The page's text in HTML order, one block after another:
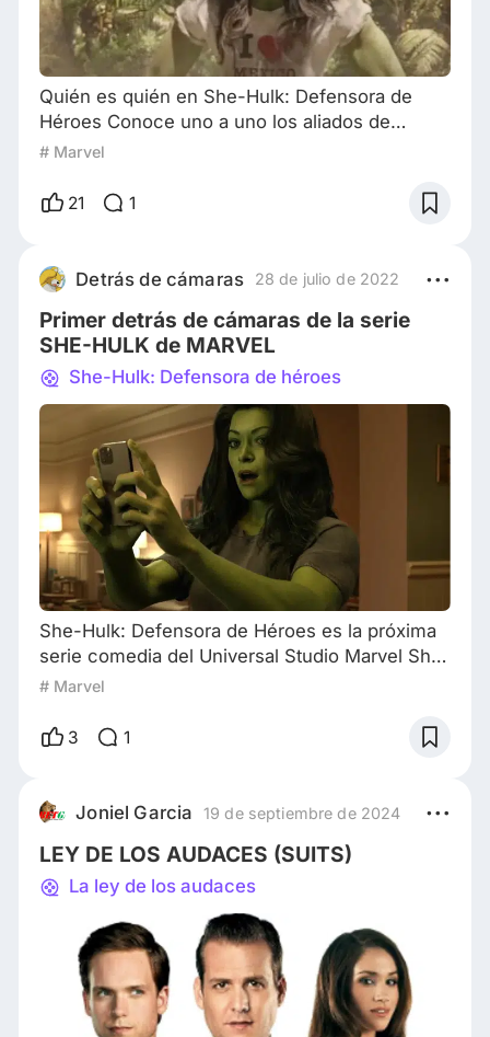
Quién es quién en She-Hulk: Defensora de
Héroes Conoce uno a uno los aliados de
Jennifer Walters y los villanos a quién tendrá
Marvel Studios que será transmitida en Disney+
quién de los nuevos y antiguos personajes del
UMC que harán parte de esta divertida seri
# Marvel
21 1
Detrás de cámaras 28 de julio de 2022
Primer detrás de cámaras de la serie
SHE-HULK de MARVEL
She-Hulk: Defensora de héroes
She-Hulk: Defensora de Héroes es la próxima
serie comedia del Universal Studio Marvel She-
Hulk es la próxima serie comedia que será
de streaming Disney+. La serie cuenta con
Hulk, Tim Roth como Emil
Wong. La historia sigue de cerca la
# Marvel
3 1
Joniel Garcia 19 de septiembre de 2024
LEY DE LOS AUDACES (SUITS)
La ley de los audaces